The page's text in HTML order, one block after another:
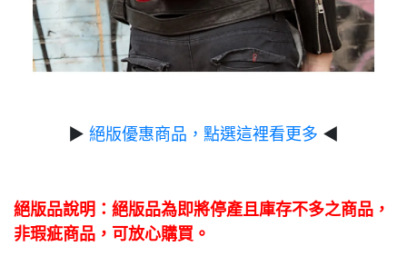
▶ 絕版優惠商品，點選這裡看更多 ◀
絕版品說明：絕版品為即將停產且庫存不多之商品，
非瑕疵商品，可放心購買。